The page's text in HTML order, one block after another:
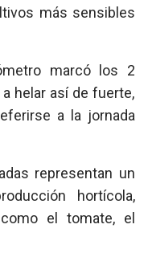
más sensibles
marcó los 2
helar así de fuerte,
a la jornada
representan un
hortícola,
el tomate, el